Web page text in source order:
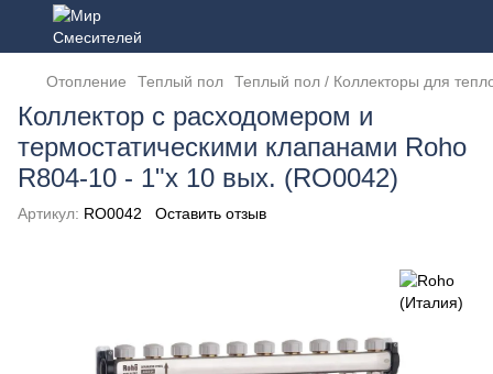
Отопление Теплый пол Теплый пол / Коллекторы для
Коллектор с расходомером и
термостатическими клапанами Roho
R804-10 - 1"х 10 вых. (RO0042)
Артикул: RO0042 Оставить отзыв